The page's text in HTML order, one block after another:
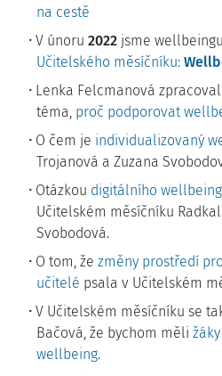
na cestě
V únoru 2022 jsme
Učitelského měsíčníku:
Lenka Felcmanová
téma, proč podporovat
O čem je individualizovaný
Trojanová a Zuzana
Otázkou digitálního
Učitelském měsíčníku
Svobodová.
O tom, že změny prostředí
učitelé psala v Učitelském
V Učitelském měsíčníku se
Bačová, že bychom měli
wellbeing.